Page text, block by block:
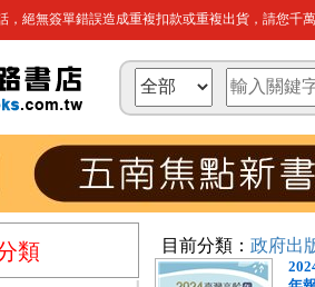
絕無簽單錯誤造成重複扣款或重複出貨，請您千
類 目前分類： 政府出